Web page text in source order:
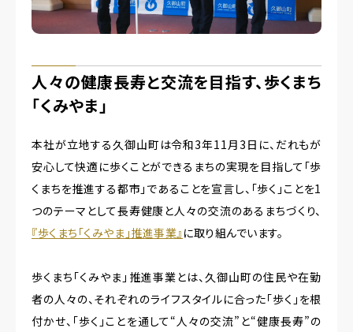
人々の健康長寿と交流を目指す、歩くまち
「くみやま」
本社が立地する久御山町は令和3年11月3日に、だれもが
安心して快適に歩くことができるまちの実現を目指して「歩
くまちを推進する都市」であることを宣言し、「歩く」ことを1
つのテーマとして長寿健康と人々の交流のあるまちづくり、
『歩くまち「くみやま」推進事業』 に取り組んでいます。
歩くまち「くみやま」推進事業とは、久御山町の住民や在勤
者の人々の、それぞれのライフスタイルに合った「歩く」を根
付かせ、「歩く」ことを通して“人々の交流”と“健康長寿”の